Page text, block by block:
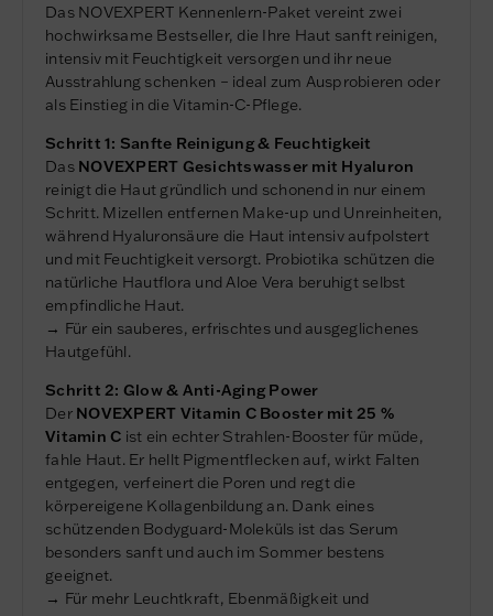
Das NOVEXPERT Kennenlern-Paket vereint zwei
hochwirksame Bestseller, die Ihre Haut sanft reinigen,
intensiv mit Feuchtigkeit versorgen und ihr neue
Ausstrahlung schenken – ideal zum Ausprobieren oder
als Einstieg in die Vitamin-C-Pflege.
Schritt 1: Sanfte Reinigung & Feuchtigkeit
Das NOVEXPERT Gesichtswasser mit Hyaluron
reinigt die Haut gründlich und schonend in nur einem
Schritt. Mizellen entfernen Make-up und Unreinheiten,
während Hyaluronsäure die Haut intensiv aufpolstert
und mit Feuchtigkeit versorgt. Probiotika schützen die
natürliche Hautflora und Aloe Vera beruhigt selbst
empfindliche Haut.
→ Für ein sauberes, erfrischtes und ausgeglichenes
Hautgefühl.
Schritt 2: Glow & Anti-Aging Power
Der NOVEXPERT Vitamin C Booster mit 25 %
Vitamin C ist ein echter Strahlen-Booster für müde,
fahle Haut. Er hellt Pigmentflecken auf, wirkt Falten
entgegen, verfeinert die Poren und regt die
körpereigene Kollagenbildung an. Dank eines
schützenden Bodyguard-Moleküls ist das Serum
besonders sanft und auch im Sommer bestens
geeignet.
→ Für mehr Leuchtkraft, Ebenmäßigkeit und